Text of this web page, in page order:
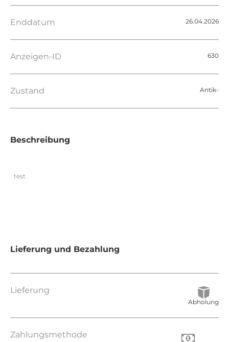
Enddatum 26.04.2026
Anzeigen-ID 630
Zustand Antik-
Beschreibung
test
Lieferung und Bezahlung
Lieferung
Abholung
Zahlungsmethode